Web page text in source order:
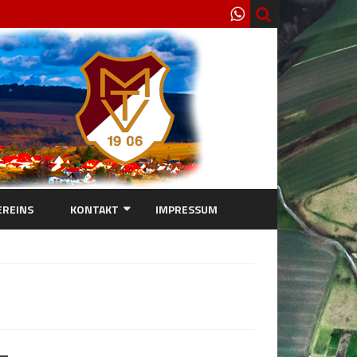
KONTAKT IMPRESSUM